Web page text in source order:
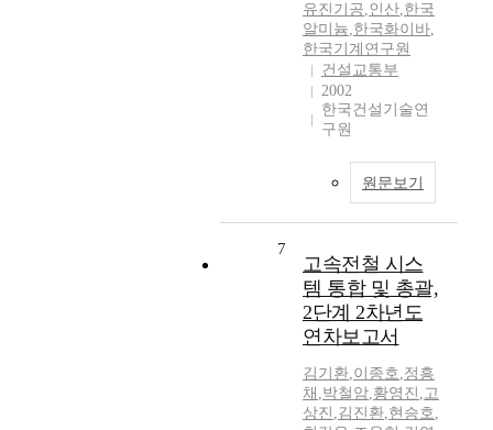
유진기공,인산,한국
알미늄,한국화이바,
한국기계연구원
건설교통부
2002
한국건설기술연
구원
원문보기
7
고속전철 시스
템 통합 및 총괄,
2단계 2차년도
연차보고서
김기환,이종호,정흥
채 ,박철암,황영진 ,고
상진 ,김진환,현승호,